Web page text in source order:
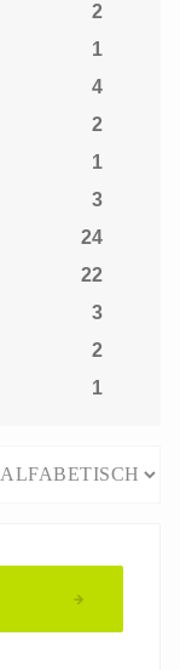
2
1
4
2
1
3
24
22
3
2
1